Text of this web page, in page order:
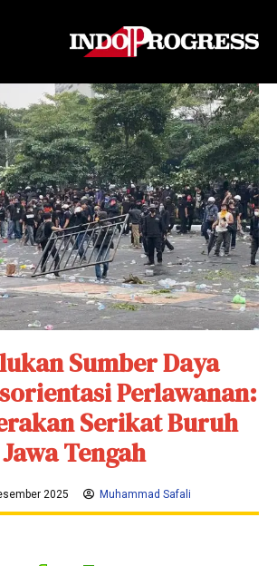
Sumber Daya
Perlawanan:
Serikat Buruh
Jawa Tengah
2025 Muhammad Safali